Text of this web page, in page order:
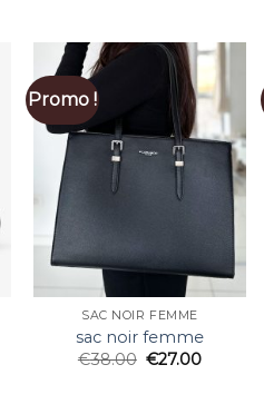
Promo !
SAC NOIR FEMME
sac noir femme
€38.00 €27.00